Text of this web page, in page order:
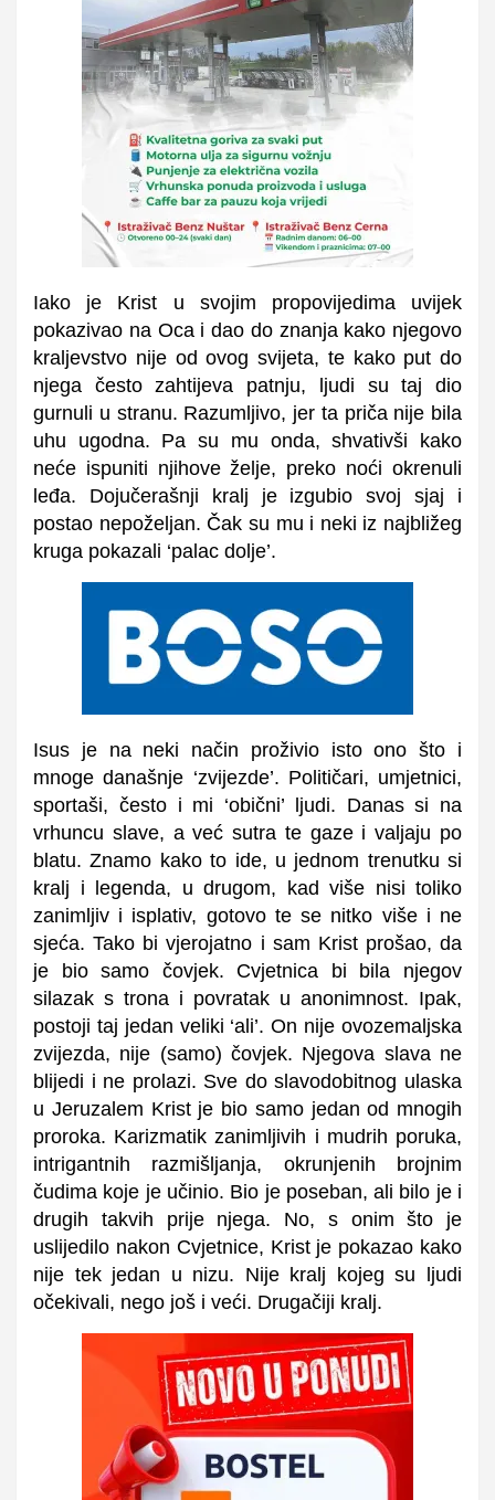
Iako je Krist u svojim propovijedima uvijek
pokazivao na Oca i dao do znanja kako njegovo
kraljevstvo nije od ovog svijeta, te kako put do
njega često zahtijeva patnju, ljudi su taj dio
gurnuli u stranu. Razumljivo, jer ta priča nije bila
uhu ugodna. Pa su mu onda, shvativši kako
neće ispuniti njihove želje, preko noći okrenuli
leđa. Dojučerašnji kralj je izgubio svoj sjaj i
postao nepoželjan. Čak su mu i neki iz najbližeg
kruga pokazali ‘palac dolje’.
Isus je na neki način proživio isto ono što i
mnoge današnje ‘zvijezde’. Političari, umjetnici,
sportaši, često i mi ‘obični’ ljudi. Danas si na
vrhuncu slave, a već sutra te gaze i valjaju po
blatu. Znamo kako to ide, u jednom trenutku si
kralj i legenda, u drugom, kad više nisi toliko
zanimljiv i isplativ, gotovo te se nitko više i ne
sjeća. Tako bi vjerojatno i sam Krist prošao, da
je bio samo čovjek. Cvjetnica bi bila njegov
silazak s trona i povratak u anonimnost. Ipak,
postoji taj jedan veliki ‘ali’. On nije ovozemaljska
zvijezda, nije (samo) čovjek. Njegova slava ne
blijedi i ne prolazi. Sve do slavodobitnog ulaska
u Jeruzalem Krist je bio samo jedan od mnogih
proroka. Karizmatik zanimljivih i mudrih poruka,
intrigantnih razmišljanja, okrunjenih brojnim
čudima koje je učinio. Bio je poseban, ali bilo je i
drugih takvih prije njega. No, s onim što je
uslijedilo nakon Cvjetnice, Krist je pokazao kako
nije tek jedan u nizu. Nije kralj kojeg su ljudi
očekivali, nego još i veći. Drugačiji kralj.